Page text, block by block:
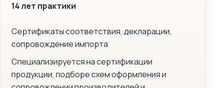
14 лет практики
Сертификаты соответствия, декларации,
сопровождение импорта
Специализируется на сертификации
продукции, подборе схем оформления и